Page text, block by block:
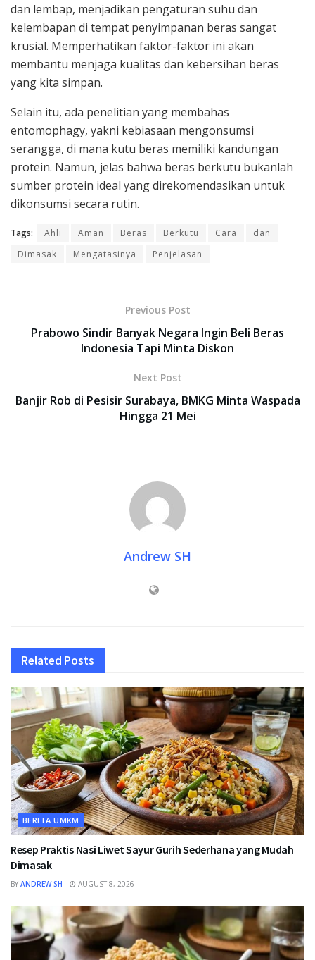
dan lembap, menjadikan pengaturan suhu dan
kelembapan di tempat penyimpanan beras sangat
krusial. Memperhatikan faktor-faktor ini akan
membantu menjaga kualitas dan kebersihan beras
yang kita simpan.
Selain itu, ada penelitian yang membahas
entomophagy, yakni kebiasaan mengonsumsi
serangga, di mana kutu beras memiliki kandungan
protein. Namun, jelas bahwa beras berkutu bukanlah
sumber protein ideal yang direkomendasikan untuk
dikonsumsi secara rutin.
Tags: Ahli Aman Beras Berkutu Cara
dan
Dimasak
Mengatasinya Penjelasan
Previous Post
Prabowo Sindir Banyak Negara Ingin Beli Beras
Indonesia Tapi Minta Diskon
Next Post
Banjir Rob di Pesisir Surabaya, BMKG Minta Waspada
Hingga 21 Mei
Andrew SH
Related Posts
BERITA UMKM
Resep Praktis Nasi Liwet Sayur Gurih Sederhana yang Mudah
Dimasak
BY ANDREW SH AUGUST 8, 2026